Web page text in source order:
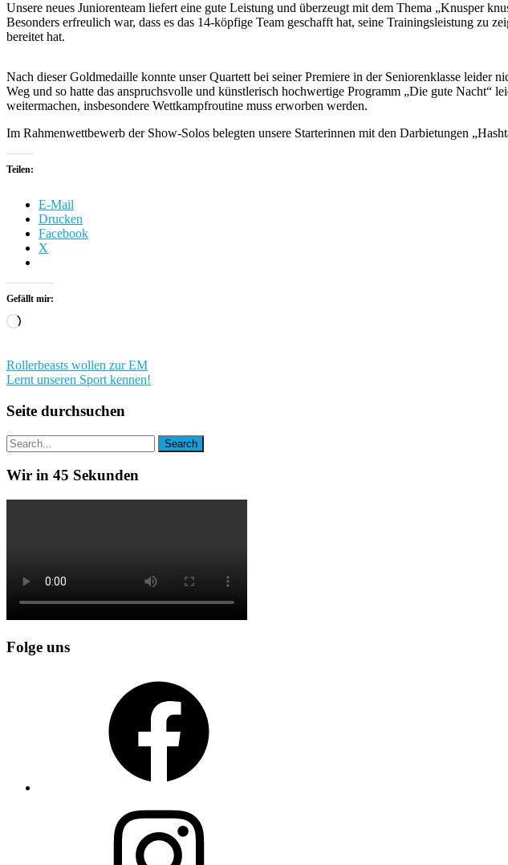
Unsere neues Juniorenteam liefert eine gute Leistung und überzeugt mit dem Thema „Knusper
Besonders erfreulich war, dass es das 14-köpfige Team geschafft hat, seine Trainingsleistung
bereitet hat.
Nach dieser Goldmedaille konnte unser Quartett bei seiner Premiere in der Seniorenklasse
Weg und so hatte das anspruchsvolle und künstlerisch hochwertige Programm „Die gute Nacht“
weitermachen, insbesondere Wettkampfroutine muss erworben werden.
Im Rahmenwettbewerb der Show-Solos belegten unsere Starterinnen mit den Darbietungen
Teilen:
E-Mail
Drucken
Facebook
X
Gefällt mir:
Wird
Beitragsnavigation
Rollerbeasts wollen zur EM
Lernt unseren Sport kennen!
Seite durchsuchen
Wir in 45 Sekunden
Folge uns